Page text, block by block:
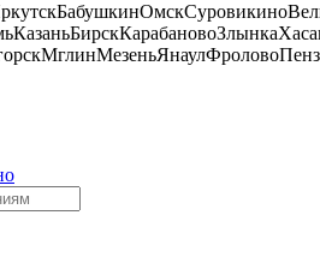
БабушкинОмскСуровикино
КазаньБирскКарабановоЗлынка
МглинМезеньЯнаулФролово